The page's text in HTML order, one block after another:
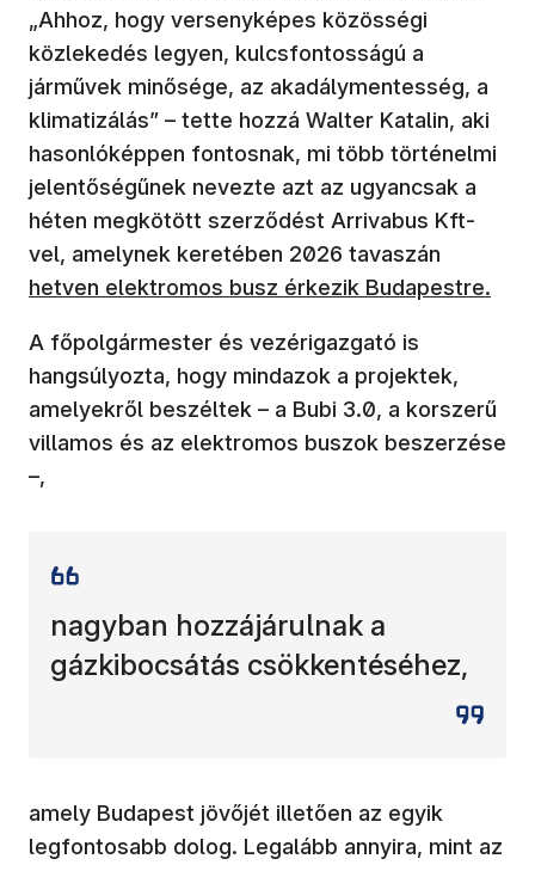
„Ahhoz, hogy versenyképes közösségi
közlekedés legyen, kulcsfontosságú a
járművek minősége, az akadálymentesség, a
klimatizálás” – tette hozzá Walter Katalin, aki
hasonlóképpen fontosnak, mi több történelmi
jelentőségűnek nevezte azt az ugyancsak a
héten megkötött szerződést Arrivabus Kft-
vel, amelynek keretében 2026 tavaszán
hetven elektromos busz érkezik Budapestre.
A főpolgármester és vezérigazgató is
hangsúlyozta, hogy mindazok a projektek,
amelyekről beszéltek – a Bubi 3.0, a korszerű
villamos és az elektromos buszok beszerzése
–,
nagyban hozzájárulnak a
gázkibocsátás csökkentéséhez,
amely Budapest jövőjét illetően az egyik
legfontosabb dolog. Legalább annyira, mint az